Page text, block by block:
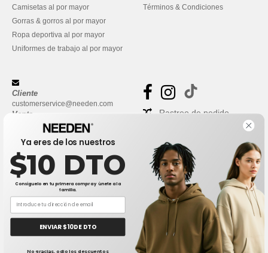
Camisetas al por mayor
Gorras & gorros al por mayor
Ropa deportiva al por mayor
Uniformes de trabajo al por mayor
Términos & Condiciones
Cliente
customerservice@needen.com
Venta
sales@needen.com
Rastreo de pedido
Hola
Ya eres de los nuestros
$10 DTO
Consíguelo en tu primera compra y únete a la
familia.
ENVIAR $10 DE DTO
No gracias, odio los descuentos